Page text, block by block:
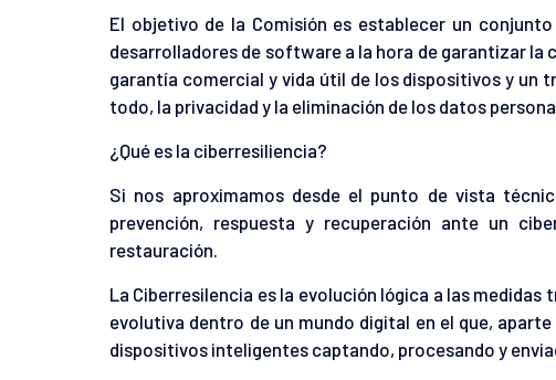
El objetivo de la Comisión es establecer un
desarrolladores de software a la hora de garantizar
garantía comercial y vida útil de los dispositivos y un
todo, la privacidad y la eliminación de los datos
¿Qué es la ciberresiliencia?
Si nos aproximamos desde el punto de vista
prevención, respuesta y recuperación ante un
restauración.
La Ciberresilencia es la evolución lógica a las
evolutiva dentro de un mundo digital en el que,
dispositivos inteligentes captando, procesando y